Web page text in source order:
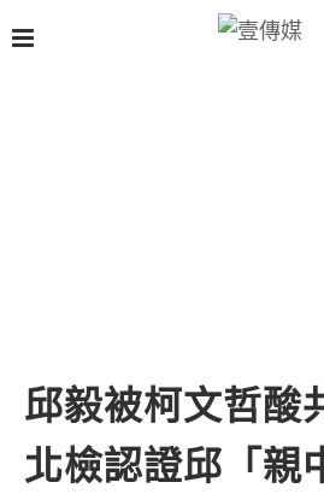
邱毅被柯文哲酸
北檢認證邱「親